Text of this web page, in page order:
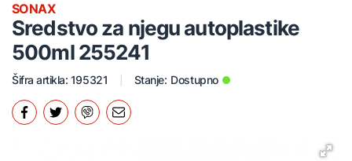
Sredstvo za njegu autoplastike
500ml 255241
SONAX
Šifra artikla: 195321 Stanje: Dostupno